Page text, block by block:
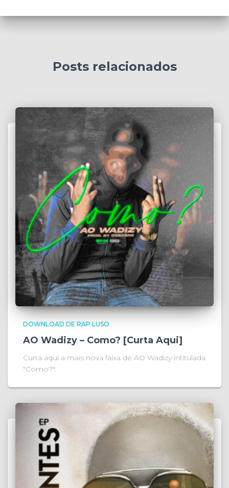
Posts relacionados
DOWNLOAD DE RAP LUSO
AO Wadizy – Como? [Curta Aqui]
Curta aqui a mais nova faixa de AO Wadizy intitulada
"Como?".